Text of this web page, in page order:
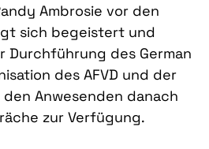
Ambrosie vor den
sich begeistert und
des German
des AFVD und der
den Anwesenden danach
zur Verfügung.